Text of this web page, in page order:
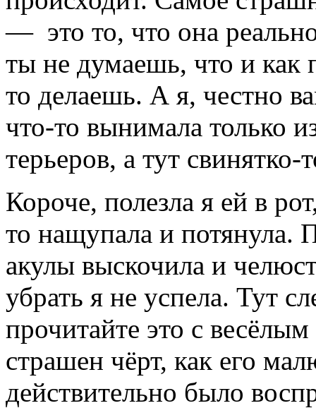
— это то, что она
ты не думаешь, что и как
то делаешь. А я, честно
что-то вынимала только
терьеров, а тут свинятко-
Короче, полезла я ей в
то нащупала и потянула.
акулы выскочила и
убрать я не успела. Тут
прочитайте это с
страшен чёрт, как его
действительно было